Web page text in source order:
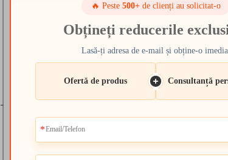
🔥 Peste 500+de clienți au solicitat-o
Obțineți reducerile
Lasă-ți adresa de e-mail și obține-o
Ofertă de produs Consultanță